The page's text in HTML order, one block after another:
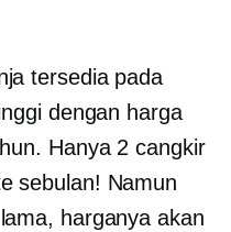
tersedia pada
dengan harga
Hanya 2 cangkir
sebulan! Namun
harganya akan